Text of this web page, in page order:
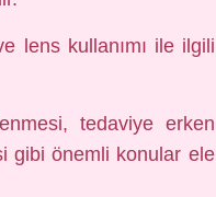
lens kullanımı ile ilgili
tedaviye erken
gibi önemli konular ele